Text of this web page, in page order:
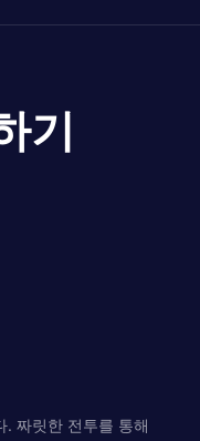
기
. 짜릿한 전투를 통해